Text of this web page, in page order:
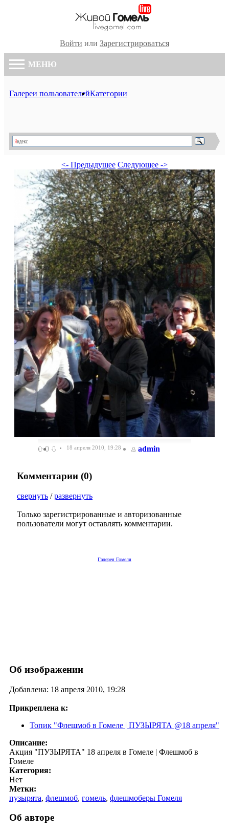
Войти или Зарегистрироваться
МЕНЮ
Галереи пользователейКатегории
<- Предыдущее Следующее ->
0 18 апреля 2010, 19:28 admin
Комментарии (0)
свернуть /развернуть
Только зарегистрированные и авторизованные
пользователи могут оставлять комментарии.
Галерея Гомеля
Об изображении
Добавлена: 18 апреля 2010, 19:28
Прикреплена к:
Топик "Флешмоб в Гомеле | ПУЗЫРЯТА @18 апреля"
Описание:
Акция "ПУЗЫРЯТА" 18 апреля в Гомеле | Флешмоб в
Гомеле
Категория:
Нет
Метки:
пузырята, флешмоб, гомель, флешмоберы Гомеля
Об авторе